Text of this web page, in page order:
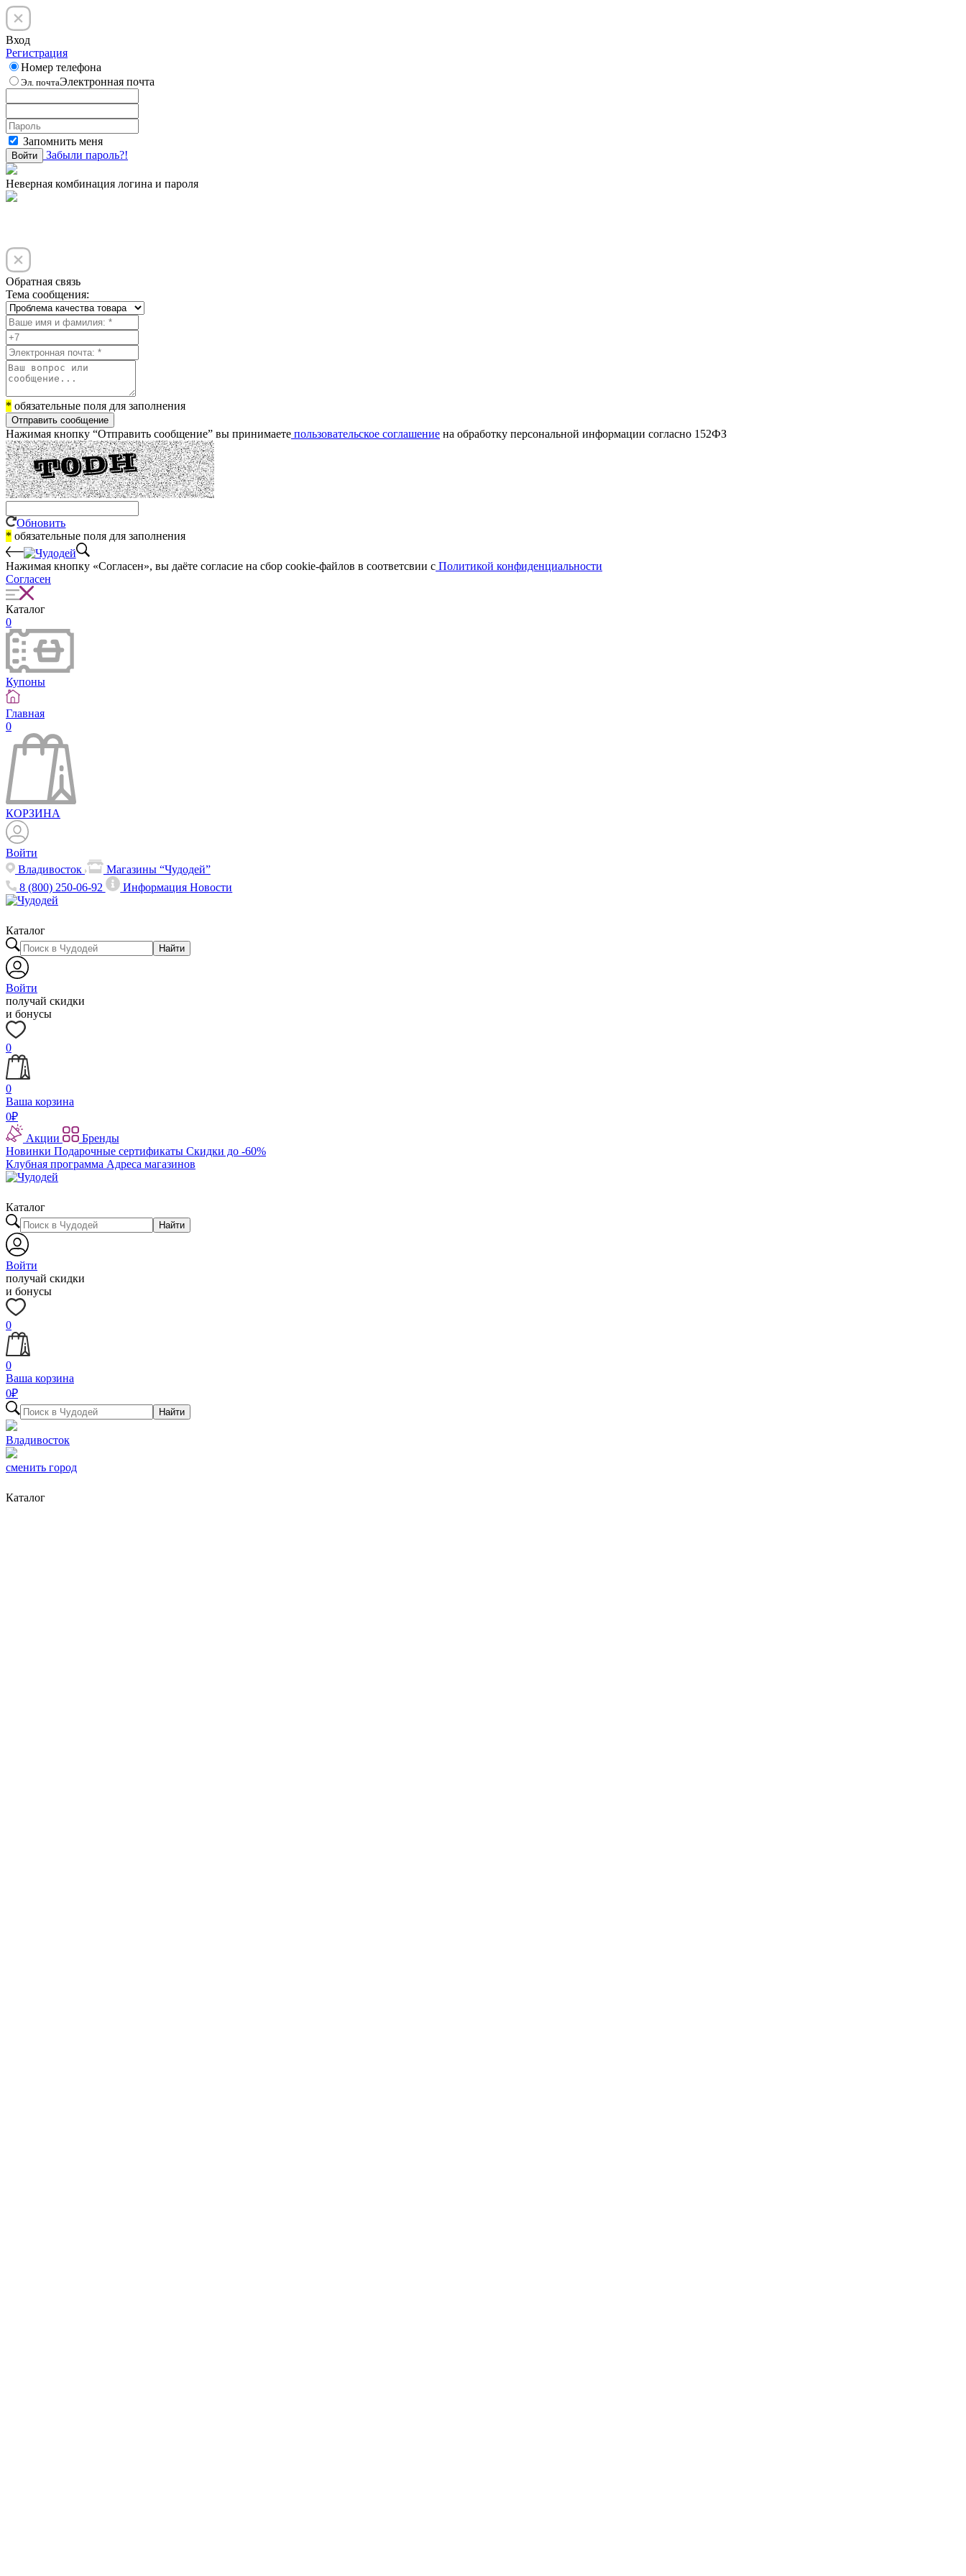
Вход
Регистрация
Номер телефона
Эл. почтаЭлектронная почта
Запомнить меня
Войти Забыли пароль?!
Неверная комбинация логина и пароля
Обратная связь
Тема сообщения:
* обязательные поля для заполнения
Отправить сообщение
Нажимая кнопку “Отправить сообщение” вы принимаете пользовательское соглашение на обработку персональной информации согласно 152ФЗ
Обновить
* обязательные поля для заполнения
Нажимая кнопку «Согласен», вы даёте cогласие на сбор cookie-файлов в соответсвии с Политикой конфиденциальности
Согласен
Каталог
0
Купоны
Главная
0
КОРЗИНА
Войти
Владивосток
Магазины “Чудодей”
8 (800) 250-06-92
ИнформацияНовости
Каталог
Найти
Войти
получай скидки
и бонусы
0
0
Ваша корзина
0₽
Акции
Бренды
Новинки Подарочные сертификаты Скидки до -60%
Клубная программа Адреса магазинов
Каталог
Найти
Войти
получай скидки
и бонусы
0
0
Ваша корзина
0₽
Найти
Владивосток
сменить город
Каталог